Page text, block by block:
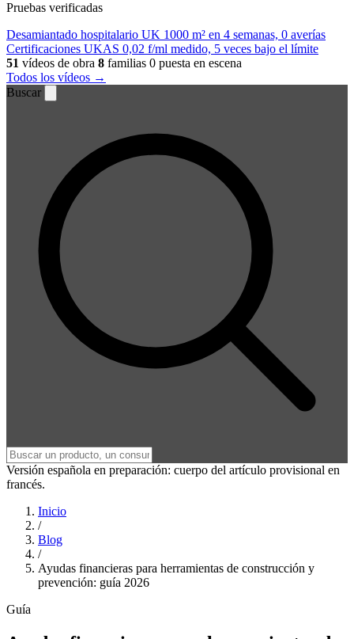
Pruebas verificadas
Desamiantado hospitalario UK 1000 m² en 4 semanas, 0 averías
Certificaciones UKAS 0,02 f/ml medido, 5 veces bajo el límite
51 vídeos de obra 8 familias 0 puesta en escena
Todos los vídeos →
Buscar
Versión española en preparación: cuerpo del artículo provisional en
francés.
Inicio
/
Blog
/
Ayudas financieras para herramientas de construcción y
prevención: guía 2026
Guía